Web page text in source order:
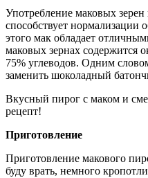
Употребление маковых
способствует
этого мак обладает
маковых зернах содержится
75% углеводов. Одним
заменить шоколадный
Вкусный пирог с маком и
рецепт!
Приготовление
Приготовление макового
буду врать, немного